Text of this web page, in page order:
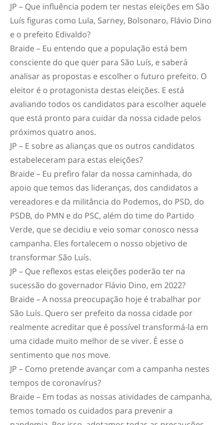
JP – Que influência podem ter nestas eleições em São
Luís figuras como Lula, Sarney, Bolsonaro, Flávio Dino
e o prefeito Edivaldo?
Braide – Eu entendo que a população está bem
consciente do que quer para São Luís, e saberá
analisar as propostas e escolher o futuro prefeito. O
eleitor é o protagonista destas eleições. E está
avaliando todos os candidatos para escolher aquele
que está pronto para cuidar da nossa cidade pelos
próximos quatro anos.
JP – E sobre as alianças que os outros candidatos
estabeleceram para estas eleições?
Braide – Eu prefiro falar da nossa caminhada, do
apoio que temos das lideranças, dos candidatos a
vereadores e da militância do Podemos, do PSD, do
PSDB, do PMN e do PSC, além do time do Partido
Verde, que se decidiu e veio somar conosco nessa
campanha. Eles fortalecem o nosso objetivo de
transformar São Luís.
JP – Que reflexos estas eleições poderão ter na
sucessão do governador Flávio Dino, em 2022?
Braide – A nossa preocupação hoje é trabalhar por
São Luís. Quero ser prefeito da nossa cidade por
realmente acreditar que é possível transformá-la em
uma cidade muito melhor de se viver. É esse o
sentimento que nos move.
JP – Como pretende avançar com a campanha nestes
tempos de coronavírus?
Braide – Em todas as nossas atividades de campanha,
temos tomado os cuidados para prevenir a